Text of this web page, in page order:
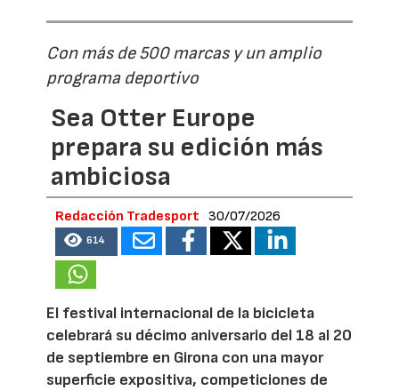
Con más de 500 marcas y un amplio
programa deportivo
Sea Otter Europe
prepara su edición más
ambiciosa
Redacción Tradesport 30/07/2026
614
El festival internacional de la bicicleta
celebrará su décimo aniversario del 18 al 20
de septiembre en Girona con una mayor
superficie expositiva, competiciones de